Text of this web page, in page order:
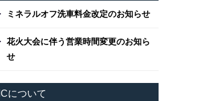
ミネラルオフ洗車料金改定のお知らせ
花火大会に伴う営業時間変更のお知ら
せ
IICについて